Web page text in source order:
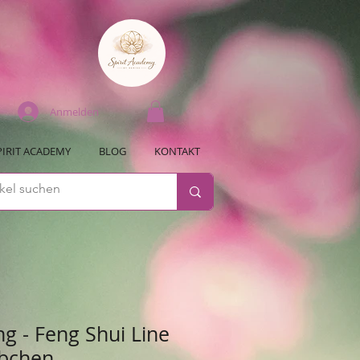
Anmelden
ACADEMY BLOG KONTAKT
- Feng Shui Line